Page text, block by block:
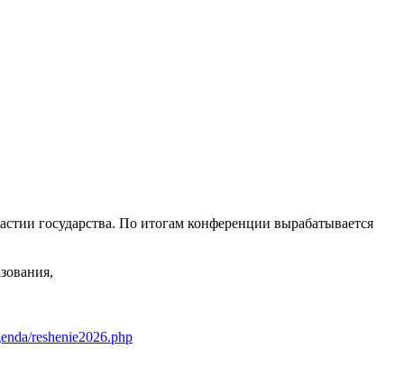
государства. По итогам конференции вырабатывается
reshenie2026.php